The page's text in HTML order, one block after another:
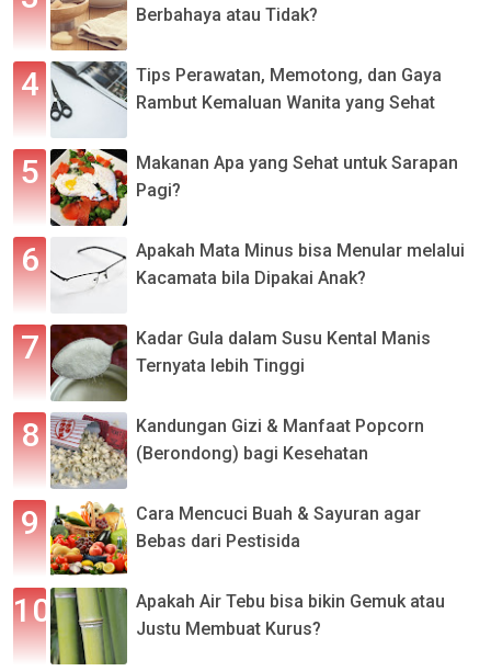
Berbahaya atau Tidak?
Tips Perawatan, Memotong, dan Gaya
Rambut Kemaluan Wanita yang Sehat
Makanan Apa yang Sehat untuk Sarapan
Pagi?
Apakah Mata Minus bisa Menular melalui
Kacamata bila Dipakai Anak?
Kadar Gula dalam Susu Kental Manis
Ternyata lebih Tinggi
Kandungan Gizi & Manfaat Popcorn
(Berondong) bagi Kesehatan
Cara Mencuci Buah & Sayuran agar
Bebas dari Pestisida
Apakah Air Tebu bisa bikin Gemuk atau
Justu Membuat Kurus?